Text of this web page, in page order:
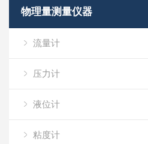
物理量测量仪器
流量计
压力计
液位计
粘度计